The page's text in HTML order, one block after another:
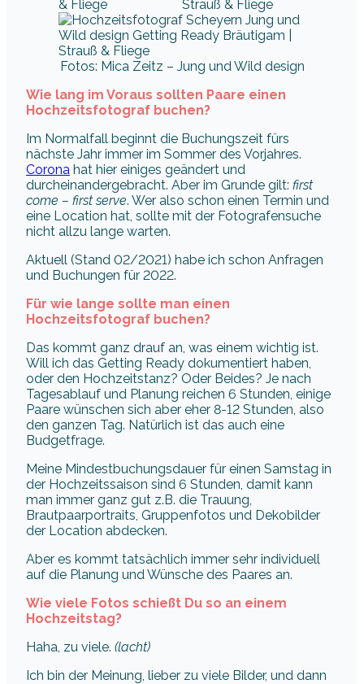
Fotos: Mica Zeitz – Jung und Wild design
Wie lang im Voraus sollten Paare einen
Hochzeitsfotograf buchen?
Im Normalfall beginnt die Buchungszeit fürs
nächste Jahr immer im Sommer des Vorjahres.
Corona hat hier einiges geändert und
durcheinandergebracht. Aber im Grunde gilt: first
come – first serve. Wer also schon einen Termin und
eine Location hat, sollte mit der Fotografensuche
nicht allzu lange warten.
Aktuell (Stand 02/2021) habe ich schon Anfragen
und Buchungen für 2022.
Für wie lange sollte man einen
Hochzeitsfotograf buchen?
Das kommt ganz drauf an, was einem wichtig ist.
Will ich das Getting Ready dokumentiert haben,
oder den Hochzeitstanz? Oder Beides? Je nach
Tagesablauf und Planung reichen 6 Stunden, einige
Paare wünschen sich aber eher 8-12 Stunden, also
den ganzen Tag. Natürlich ist das auch eine
Budgetfrage.
Meine Mindestbuchungsdauer für einen Samstag in
der Hochzeitssaison sind 6 Stunden, damit kann
man immer ganz gut z.B. die Trauung,
Brautpaarportraits, Gruppenfotos und Dekobilder
der Location abdecken.
Aber es kommt tatsächlich immer sehr individuell
auf die Planung und Wünsche des Paares an.
Wie viele Fotos schießt Du so an einem
Hochzeitstag?
Haha, zu viele. (lacht)
Ich bin der Meinung, lieber zu viele Bilder, und dann